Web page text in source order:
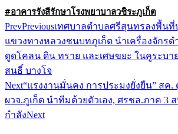
#อาคารรังสีรักษาโรงพยาบาลวชิระภูเก็ต
PrevPreviousเทศบาลตำบลศรีสุนทรลงพื้น
แขวงทางหลวงชนบทภูเก็ต นำเครื่องจักร
ดูดโคลน ดิน ทราย และเศษขยะ ในคูระบ
สนธิ์ บางโจ
Next“แรงงานมั่นคง การประมงยั่งยืน” สค.
ผวจ.ภูเก็ต นำทีมด้วยตัวเอง, ศรชล.ภาค 3
กำลังNext